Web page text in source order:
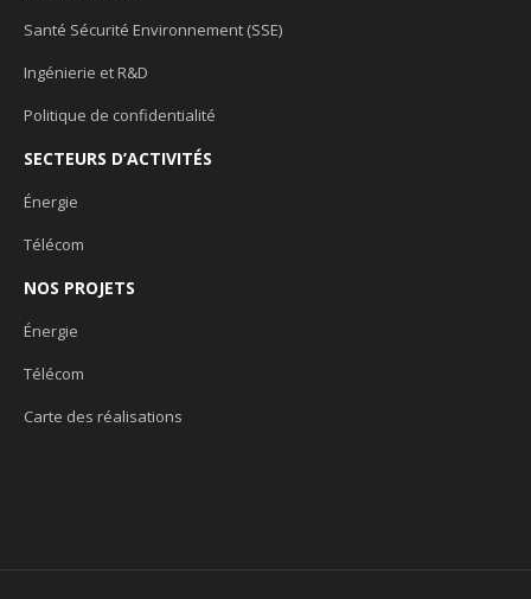
Santé Sécurité Environnement (SSE)
Ingénierie et R&D
Politique de confidentialité
SECTEURS D’ACTIVITÉS
Énergie
Télécom
NOS PROJETS
Énergie
Télécom
Carte des réalisations